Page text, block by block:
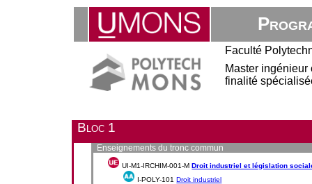
Faculté
Master
finalité
Bloc 1
Enseignements du tronc commun
UI-M1-IRCHIM-001-MDroit industriel et législation
I-POLY-101Droit industriel